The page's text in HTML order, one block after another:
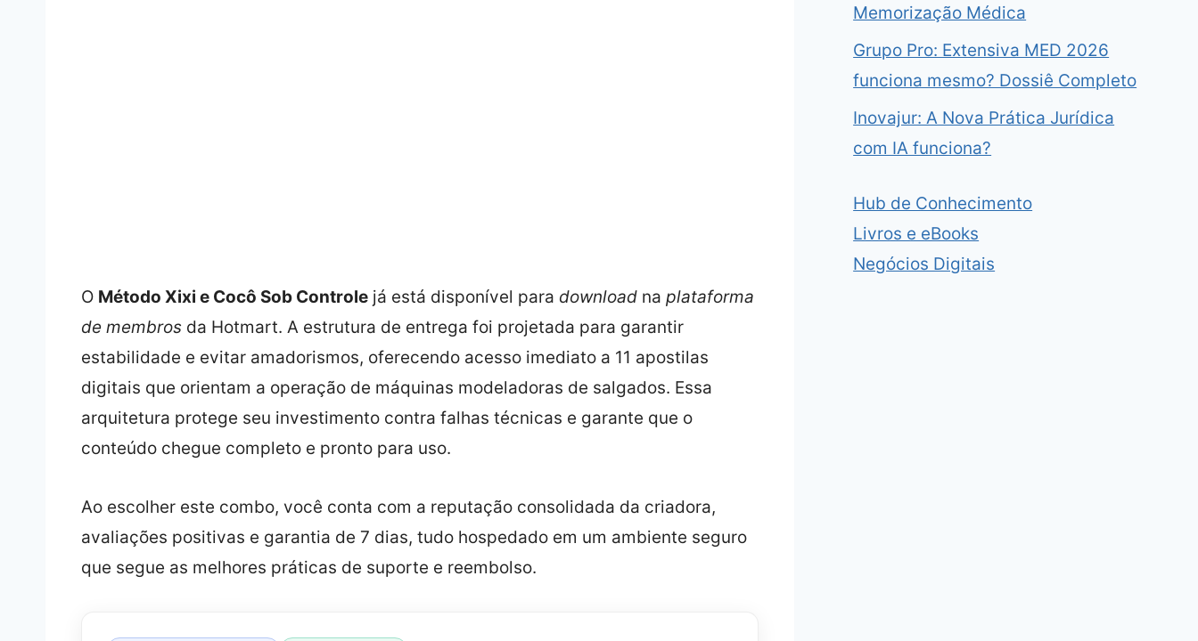
O Método Xixi e Cocô Sob Controlejá está disponível para downloadna plataforma
de membrosda Hotmart. A estrutura de entrega foi projetada para garantir
estabilidade e evitar amadorismos, oferecendo acesso imediato a 11 apostilas
digitais que orientam a operação de máquinas modeladoras de salgados. Essa
arquitetura protege seu investimento contra falhas técnicas e garante que o
conteúdo chegue completo e pronto para uso.
Ao escolher este combo, você conta com a reputação consolidada da criadora,
avaliações positivas e garantia de 7 dias, tudo hospedado em um ambiente seguro
que segue as melhores práticas de suporte e reembolso.
Memorização Médica
Grupo Pro: Extensiva MED 2026
funciona mesmo? Dossiê Completo
Inovajur: A Nova Prática Jurídica
com IA funciona?
Hub de Conhecimento
Livros e eBooks
Negócios Digitais